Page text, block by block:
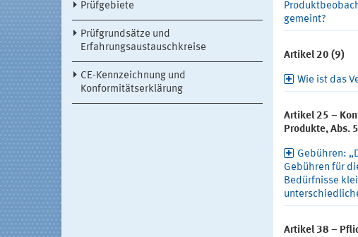
Prüfgebiete
Prüfgrundsätze und
Erfahrungsaustauschkreise
CE-Kennzeichnung und
Konformitätserklärung
gemeint?
Artikel 20 (9)
Wie ist das
Artikel 25 –
Produkte, Abs. 5
Gebühren:
Gebühren für
Bedürfnisse
Artikel 38 –